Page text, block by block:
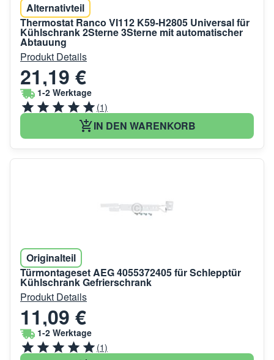
Alternativteil
Thermostat Ranco VI112 K59-H2805 Universal für
Kühlschrank 2Sterne 3Sterne mit automatischer
Abtauung
Produkt Details
21,19 €
1-2 Werktage
(1)
IN DEN WARENKORB
Originalteil
Türmontageset AEG 4055372405 für Schlepptür
Kühlschrank Gefrierschrank
Produkt Details
11,09 €
1-2 Werktage
(1)